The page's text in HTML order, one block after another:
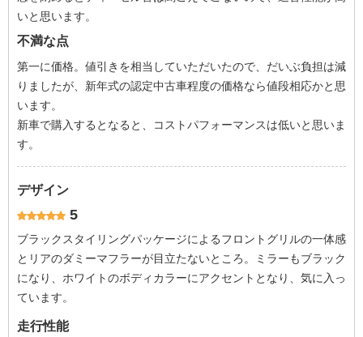
いと思います。
不満な点
第一に価格。値引きを相当していただいたので、だいぶ負担は減
りましたが、新年式の認定中古車程度の価格なら値段相応かと思
います。
新車で購入するとなると、コストパフォーマンスは低いと思いま
す。
デザイン
5
ブラックスタイリングパッケージによるフロントグリルの一体感
とリアのダミーマフラーが目立たないところ。ミラーもブラック
になり、ホワイトのボディカラーにアクセントとなり、気に入っ
ています。
走行性能